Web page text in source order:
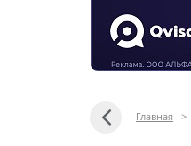
Главная >